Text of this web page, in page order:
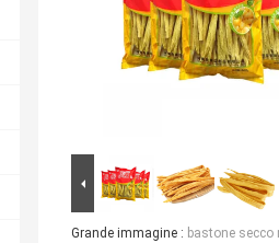
Grande immagine : bastone secco